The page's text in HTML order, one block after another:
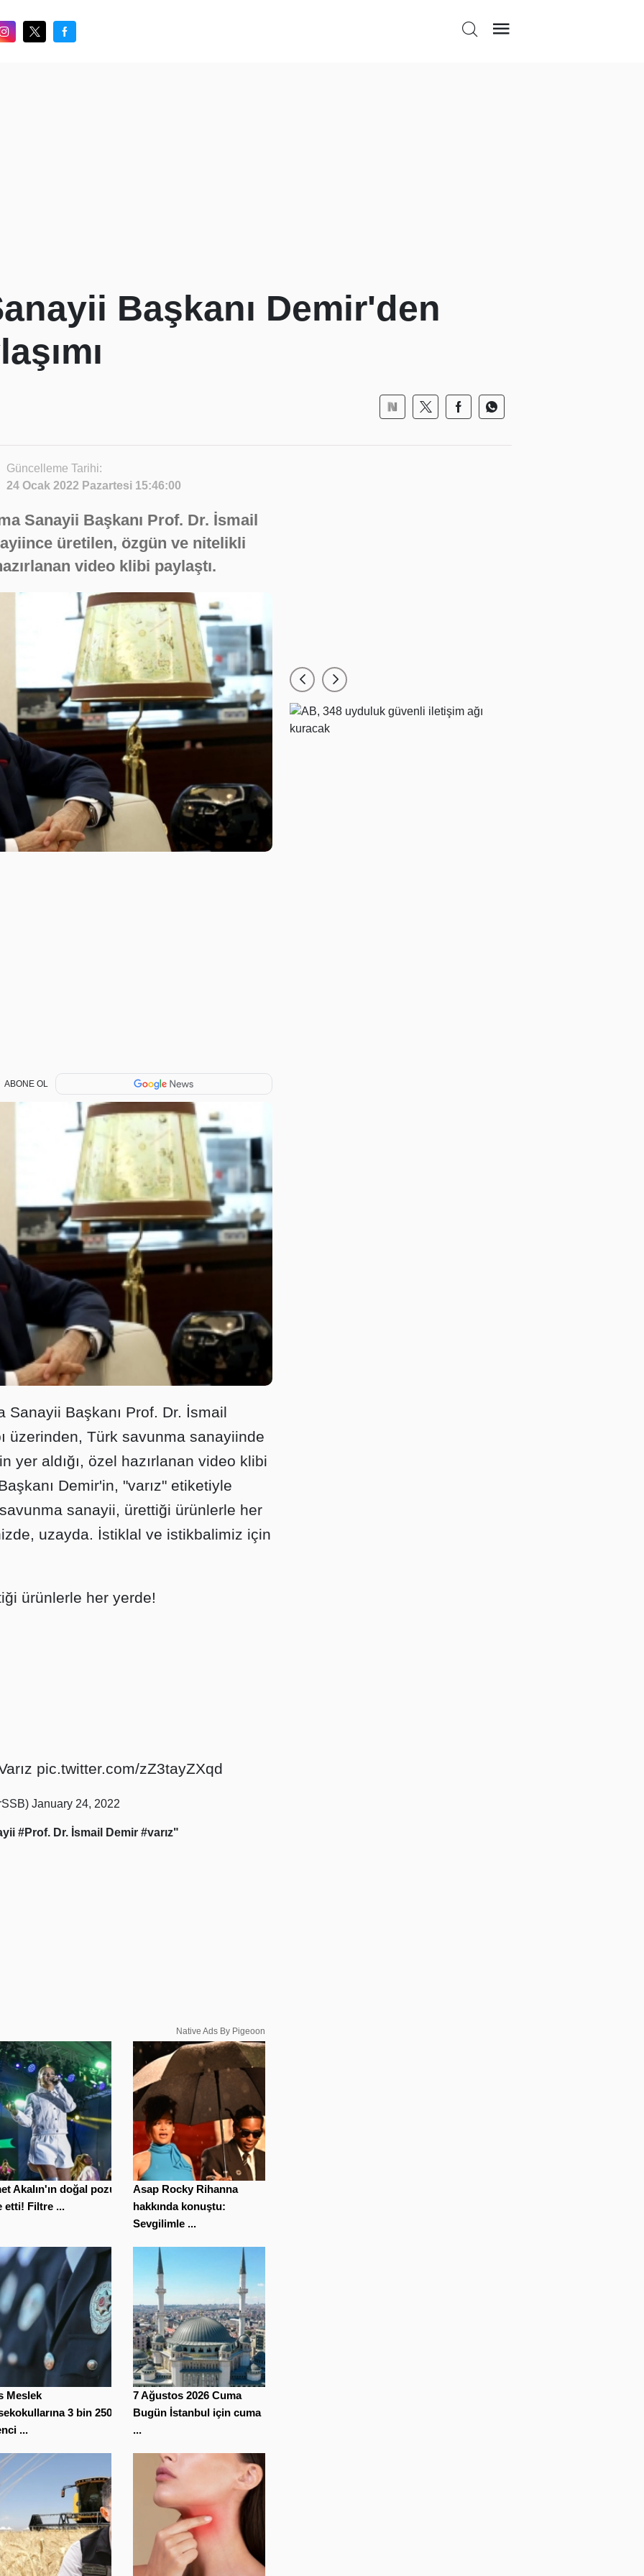
Başkanı Demir'den
Güncelleme Tarihi:
24 Ocak 2022 Pazartesi 15:46:00
Sanayii Başkanı Prof. Dr. İsmail
üretilen, özgün ve nitelikli
video klibi paylaştı.
ABONE OL
Sanayii Başkanı Prof. Dr. İsmail
üzerinden, Türk savunma sanayiinde
yer aldığı, özel hazırlanan video klibi
Demir'in, "varız" etiketiyle
sanayii, ürettiği ürünlerle her
uzayda. İstiklal ve istikbalimiz için
ürünlerle her yerde!
pic.twitter.com/zZ3tayZXqd
January 24, 2022
#Prof. Dr. İsmail Demir #varız"
Native Ads By Pigeoon
Akalın'ın doğal pozu
etti! Filtre ...
Asap Rocky Rihanna
hakkında konuştu:
Sevgilimle ...
Meslek
3 bin 250
...
7 Ağustos 2026 Cuma
Bugün İstanbul için cuma
...